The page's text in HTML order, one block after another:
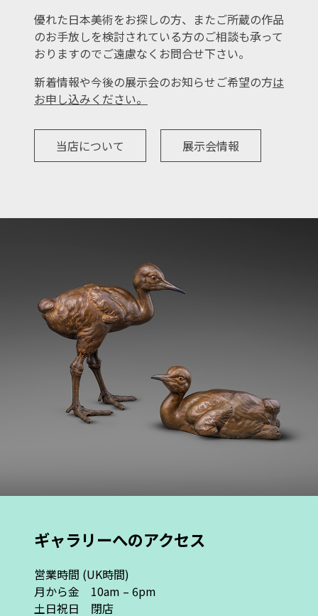
優れた日本美術をお探しの方、またご所蔵の作品
のお手放しを検討されている方のご相談も承って
おりますのでご遠慮なくお問合せ下さい。
新着情報や今後の展示会のお知らせご希望の方は
お申し込みください。
当店について 展示会情報
ギャラリーへのアクセス
営業時間 (UK時間)
月から金 10am – 6pm
土日祝日 閉店